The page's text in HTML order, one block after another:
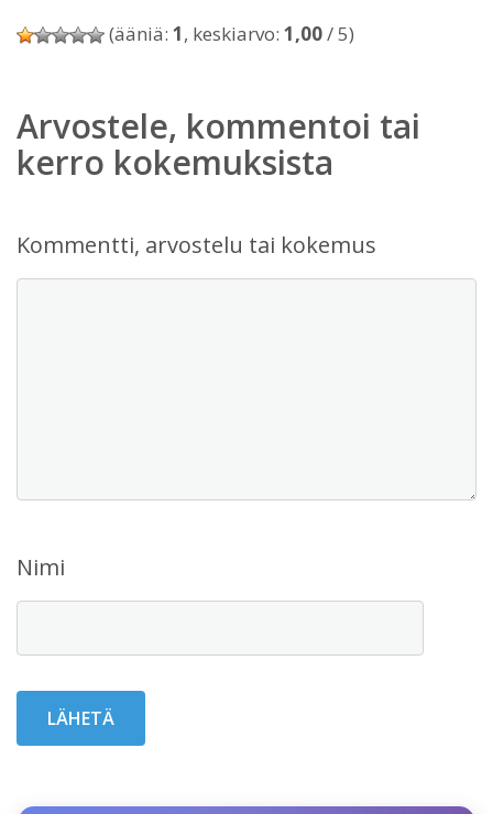
(ääniä: 1, keskiarvo: 1,00/ 5)
Arvostele, kommentoi tai
kerro kokemuksista
Kommentti, arvostelu tai kokemus
Nimi